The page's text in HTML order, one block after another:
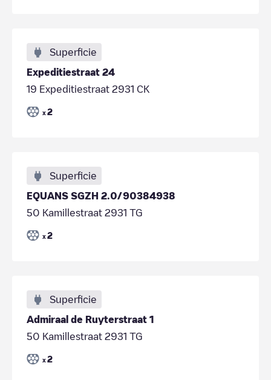
Superficie
Expeditiestraat 24
19 Expeditiestraat 2931 CK
x 2
Superficie
EQUANS SGZH 2.0/90384938
50 Kamillestraat 2931 TG
x 2
Superficie
Admiraal de Ruyterstraat 1
50 Kamillestraat 2931 TG
x 2